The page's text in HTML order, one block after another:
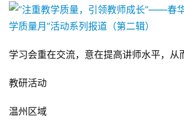
学习会重在交流，意在提高讲师水平，从
教研活动
温州区域